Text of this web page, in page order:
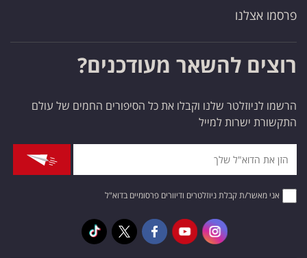
פרסמו אצלנו
רוצים להשאר מעודכנים?
הרשמו לניוזלטר שלנו וקבלו את כל הסיפורים החמים של עולם
התקשורת ישרות למייל
אני מאשר/ת קבלת ניוזלטרים ודיוורים פרסומיים בדוא"ל